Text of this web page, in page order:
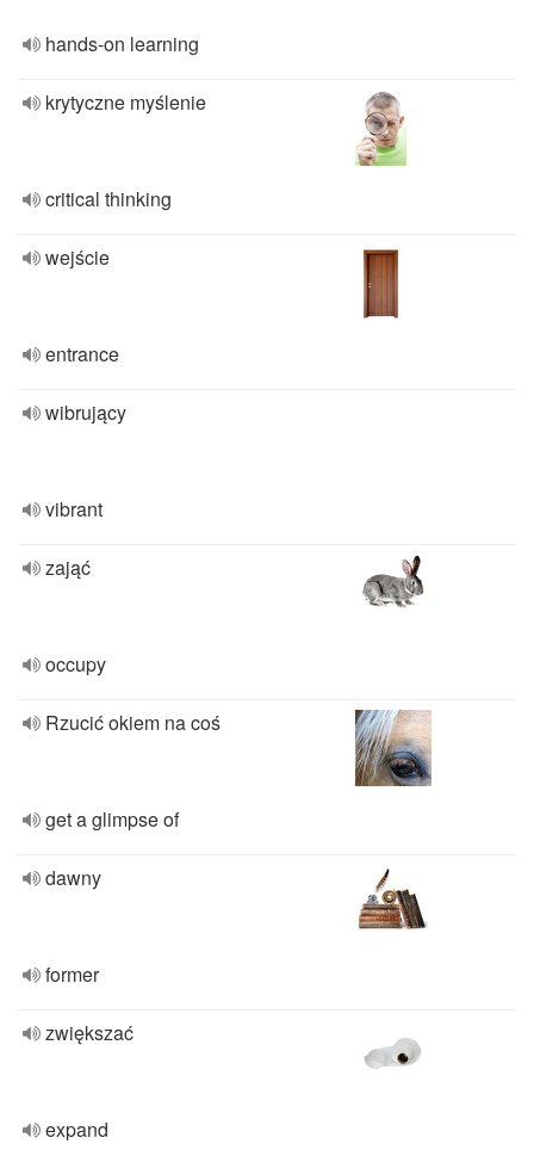
hands-on learning
krytyczne myślenie
critical thinking
wejście
entrance
wibrujący
vibrant
zająć
occupy
Rzucić okiem na coś
get a glimpse of
dawny
former
zwiększać
expand